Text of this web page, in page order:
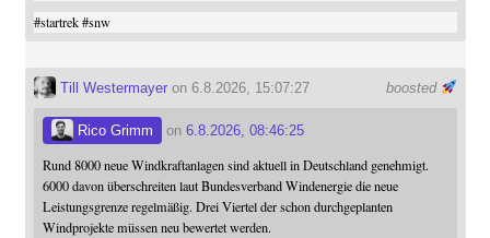
#startrek #snw
boosted
Till Westermayeron 6.8.2026, 15:07:27
Rico Grimm on 6.8.2026, 08:46:25
Rund 8000 neue Windkraftanlagen sind aktuell in Deutschland genehmigt.
6000 davon überschreiten laut Bundesverband Windenergie die neue
Leistungsgrenze regelmäßig. Drei Viertel der schon durchgeplanten
Windprojekte müssen neu bewertet werden.